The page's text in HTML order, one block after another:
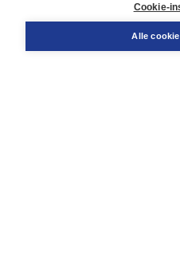
Cookie-
Alle